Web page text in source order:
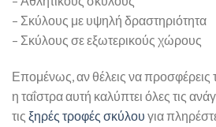
– Σκύλους με υψηλή δραστηριότητα
– Σκύλους σε εξωτερικούς χώρους
Επομένως, αν θέλεις να προσφέρεις
η ταΐστρα αυτή καλύπτει όλες τις
τις ξηρές τροφές σκύλου για